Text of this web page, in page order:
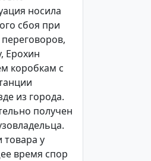
носила
сбоя при
Ерохин
коробкам с
из города.
получен
товара у
время спор